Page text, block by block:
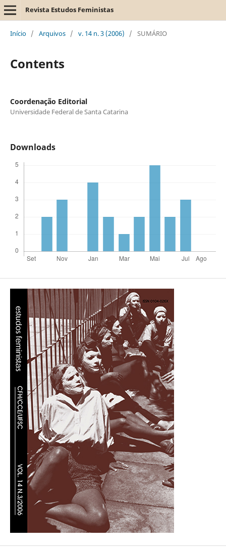
Revista Estudos Feministas
Início / Arquivos / v. 14 n. 3 (2006) / SUMÁRIO
Contents
Coordenação Editorial
Universidade Federal de Santa Catarina
Downloads